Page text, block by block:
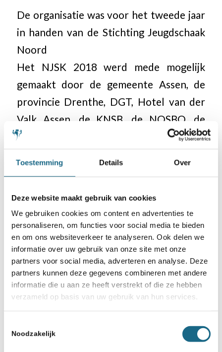
Toestemming Details Over
Deze website maakt gebruik van cookies
We gebruiken cookies om content en advertenties te
personaliseren, om functies voor social media te bieden
en om ons websiteverkeer te analyseren. Ook delen we
informatie over uw gebruik van onze site met onze
partners voor social media, adverteren en analyse. Deze
partners kunnen deze gegevens combineren met andere
informatie die u aan ze heeft verstrekt of die ze hebben
verzameld op basis van uw gebruik van hun services.
Noodzakelijk
De organisatie was voor het tweede jaar
in handen van de Stichting Jeugdschaak
Noord
Het NJSK 2018 werd mede mogelijk
gemaakt door de gemeente Assen, de
provincie Drenthe, DGT, Hotel van der
Valk Assen, de KNSB, de NOSBO, de
FSB, het Rob Brunia fond, Gedichten.nl
Categorie
Schaaknieuws
Deel dit stuk